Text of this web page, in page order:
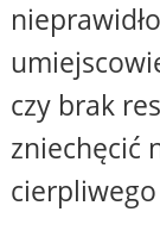
czy brak
zniechęcić